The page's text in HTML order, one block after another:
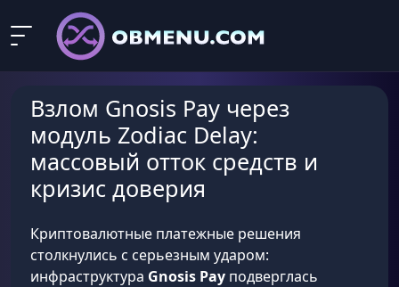
Взлом Gnosis Pay через
модуль Zodiac Delay:
массовый отток средств и
кризис доверия
Криптовалютные платежные решения
столкнулись с серьезным ударом:
инфраструктура Gnosis Pay подверглась